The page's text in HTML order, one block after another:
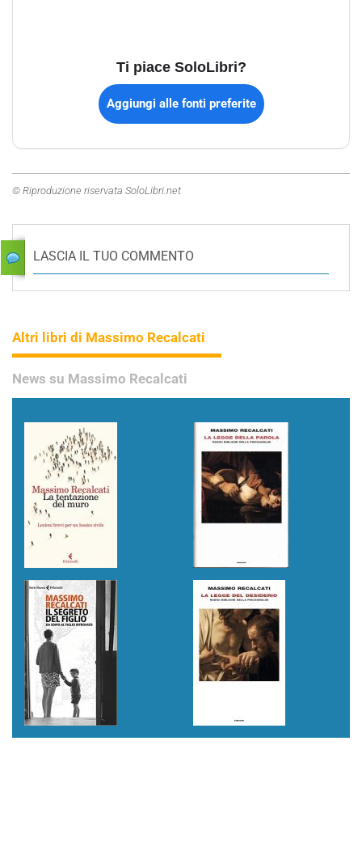
Ti piace SoloLibri?
Aggiungi alle fonti preferite
© Riproduzione riservata SoloLibri.net
LASCIA IL TUO COMMENTO
Altri libri di Massimo Recalcati
News su Massimo Recalcati